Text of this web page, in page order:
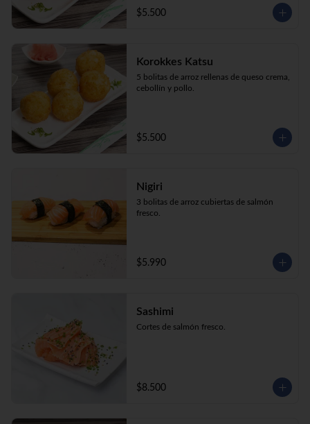
$5.500
Korokkes Katsu
5 bolitas de arroz rellenas de queso crema,
cebollín y pollo.
$5.500
Nigiri
3 bolitas de arroz cubiertas de salmón
fresco.
$5.990
Sashimi
Cortes de salmón fresco.
$8.500